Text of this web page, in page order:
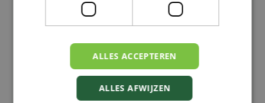
ALLES ACCEPTEREN
ALLES AFWIJZEN